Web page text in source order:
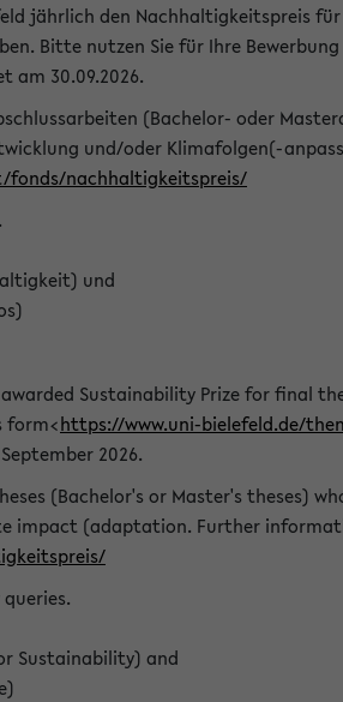
jährlich den Nachhaltigkeitspreis
Bitte nutzen Sie für Ihre Bewerbung
am 30.09.2026.
(Bachelor- oder
und/oder Klimafolgen(-
fonds/nachhaltigkeitspreis/
und
Sustainability Prize for final
form<https://www.uni-bielefeld.de/
2026.
(Bachelor's or Master's theses)
impact (adaptation. Further
Sustainability) and